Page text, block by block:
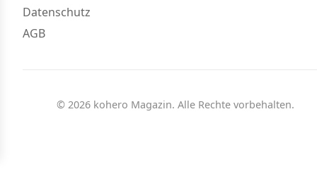
Datenschutz
AGB
© 2026 kohero Magazin. Alle Rechte vorbehalten.